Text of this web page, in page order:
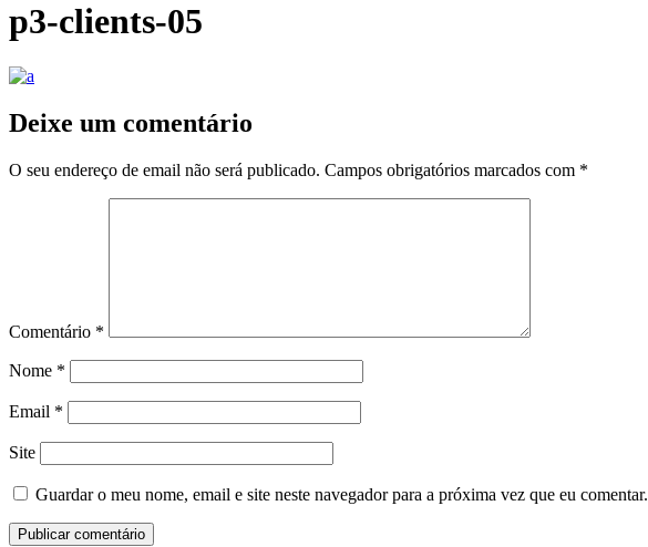
p3-clients-05
Deixe um comentário
O seu endereço de email não será publicado. Campos obrigatórios marcados com *
Comentário *
Nome *
Email *
Site
Guardar o meu nome, email e site neste navegador para a próxima vez que eu comentar.